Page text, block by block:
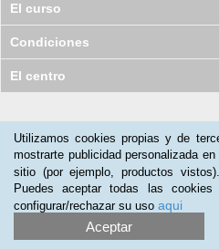
El curso
Condiciones
El centro
Marcelo Zorrilla(09-
Me resulta sencillo el aprendizaje;
Susana Delgado
Buscaba aprender a manejar
Utilizamos cookies propias y de
mostrarte publicidad personalizada
sitio (por ejemplo, productos
Puedes aceptar todas las
configurar/rechazar su uso aqui
Aceptar